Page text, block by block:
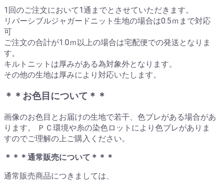
1回のご注文において1通までとさせていただきます。
リバーシブルジャガードニット生地の場合は0.5ｍまで対応
可
ご注文の合計が1.0ｍ以上の場合は宅配便での発送となりま
す。
キルトニットは厚みがある為対象外となります。
その他の生地は厚みにより対応いたします。
＊＊お色目について＊＊
画像のお色目とお届けの生地で若干、色ブレがある場合があ
ります。 ＰＣ環境や糸の染色ロットにより色ブレがありま
すのでご理解の上ご購入ください。
＊＊＊通常販売について＊＊＊
通常販売商品につきましては、